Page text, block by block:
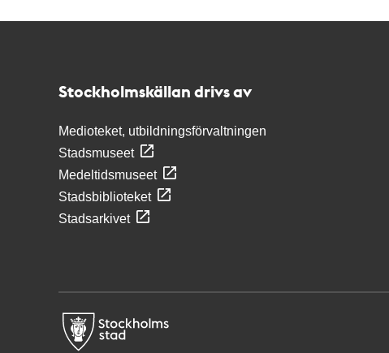
Stockholmskällan drivs av
Medioteket, utbildningsförvaltningen
Stadsmuseet
Medeltidsmuseet
Stadsbiblioteket
Stadsarkivet